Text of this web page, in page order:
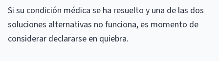
Si su condición médica se ha resuelto y una de las dos
soluciones alternativas no funciona, es momento de
considerar declararse en quiebra.